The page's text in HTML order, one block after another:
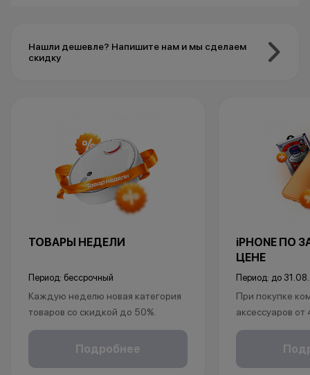
Нашли дешевле? Напишите нам и мы сделаем
скидку
ТОВАРЫ НЕДЕЛИ
Период: бессрочный
Каждую неделю новая категория
товаров со скидкой до 50%.
*Акция действует по адресу г.Уфа,
ул.Революционная 66
Подробнее
iPHONE ПО
ЦЕНЕ
Период: до
При покупке
аксессуаров
в подарок: